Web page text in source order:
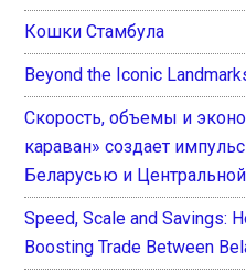
Кошки Стамбула
Beyond the Iconic
Скорость, объемы и
караван» создает
Беларусью и
Speed, Scale and Savings:
Boosting Trade Between